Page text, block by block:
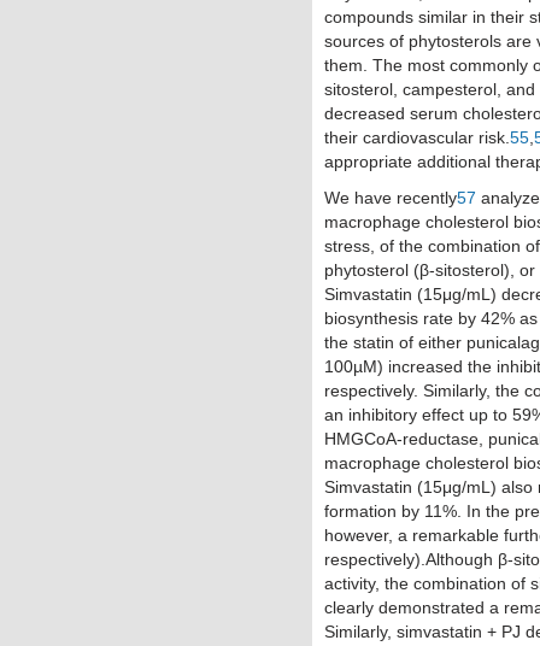
compounds similar in their
sources of phytosterols are
them. The most commonly
sitosterol, campesterol,
decreased serum
their cardiovascular risk. 55
appropriate additional
We have recently57
macrophage cholesterol
stress, of the combination
phytosterol (β-sitosterol),
Simvastatin (15μg/mL)
biosynthesis rate by 42%
the statin of either
100µM) increased the
respectively. Similarly, the
an inhibitory effect up to
HMGCoA-reductase,
macrophage cholesterol
Simvastatin (15μg/mL)
formation by 11%. In the
however, a remarkable
respectively).Although β-
activity, the combination of
clearly demonstrated a
Similarly, simvastatin + PJ